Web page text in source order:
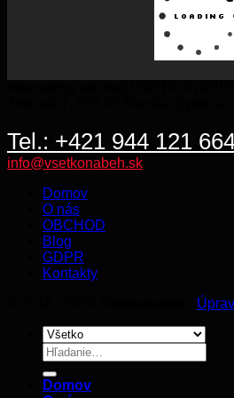
Tel.: +421 944 121
info@vsetkonabeh.sk
Domov
O nás
OBCHOD
Blog
GDPR
Kontakty
Hľadať:
Domov